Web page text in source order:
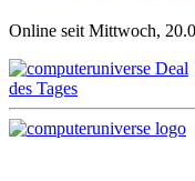
Online seit Mittwoch,